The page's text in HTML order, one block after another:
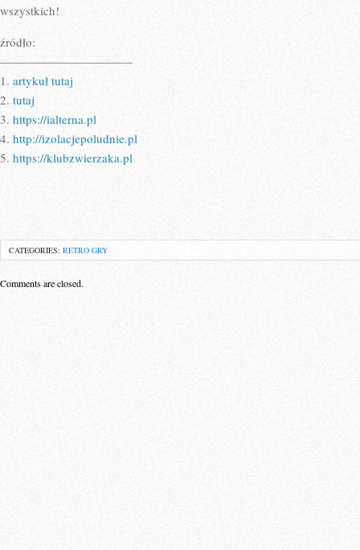
wszystkich!
źródło:
———————————
1. artykuł tutaj
2. tutaj
3. https://ialterna.pl
4. http://izolacjepoludnie.pl
5. https://klubzwierzaka.pl
CATEGORIES: RETRO GRY
Comments are closed.